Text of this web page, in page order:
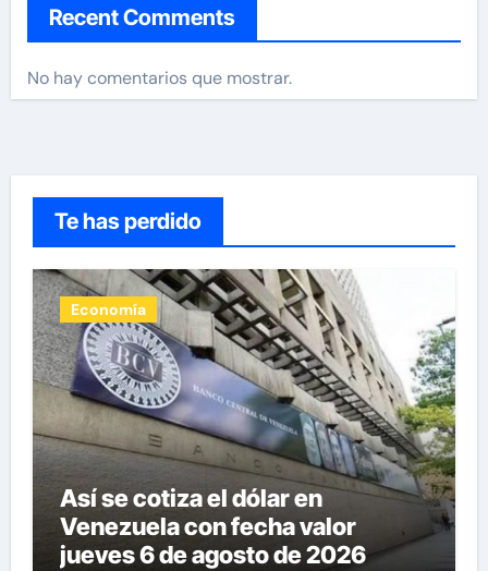
Recent Comments
No hay comentarios que mostrar.
Te has perdido
Economía
Así se cotiza el dólar en
Venezuela con fecha valor
jueves 6 de agosto de 2026